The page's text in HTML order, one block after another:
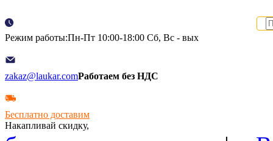
Режим работы:Пн-Пт 10:00-18:00 Сб, Вс - вых
zakaz@laukar.comРаботаем без НДС
Бесплатно доставим
Накапливай скидку,